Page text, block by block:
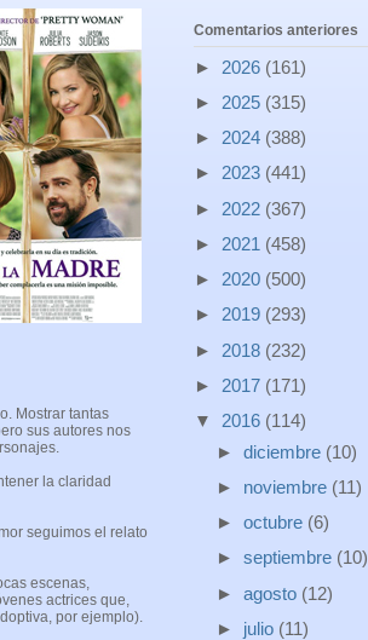
Mostrar tantas
sus autores nos
la claridad
seguimos el relato
escenas,
actrices que,
por ejemplo).
Comentarios anteriores
► 2026 (161)
► 2025 (315)
► 2024 (388)
► 2023 (441)
► 2022 (367)
► 2021 (458)
► 2020 (500)
► 2019 (293)
► 2018 (232)
► 2017 (171)
▼ 2016 (114)
► diciembre (10)
► noviembre (11)
► octubre (6)
► septiembre (10)
► agosto (12)
► julio (11)